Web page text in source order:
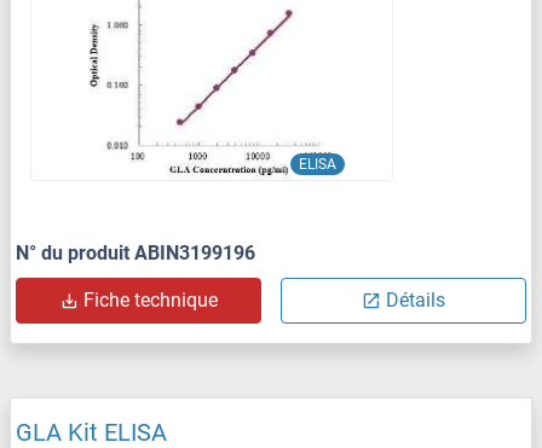
ELISA
N° du produit ABIN3199196
Fiche technique Détails
GLA Kit ELISA